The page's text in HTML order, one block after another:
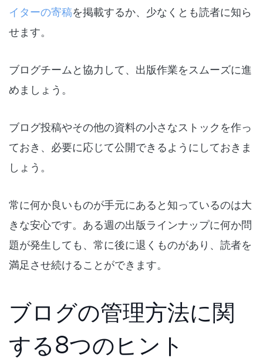
イターの寄稿を掲載するか、少なくとも読者に知ら
せます。
ブログチームと協力して、出版作業をスムーズに進
めましょう。
ブログ投稿やその他の資料の小さなストックを作っ
ておき、必要に応じて公開できるようにしておきま
しょう。
常に何か良いものが手元にあると知っているのは大
きな安心です。ある週の出版ラインナップに何か問
題が発生しても、常に後に退くものがあり、読者を
満足させ続けることができます。
ブログの管理方法に関
する8つのヒント